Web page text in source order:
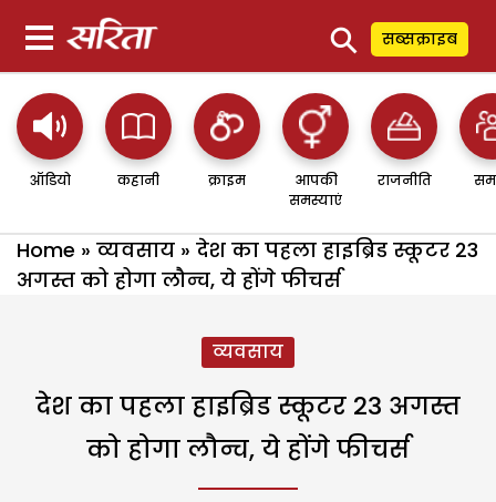
⚲ सब्सक्राइब
ऑडियो कहानी क्राइम
आपकी
समस्याएं
राजनीति
Home » व्यवसाय » देश का पहला हाइब्रिड स्कूटर 23
अगस्त को होगा लौन्च, ये होंगे फीचर्स
व्यवसाय
देश का पहला हाइब्रिड स्कूटर 23 अगस्त
को होगा लौन्च, ये होंगे फीचर्स